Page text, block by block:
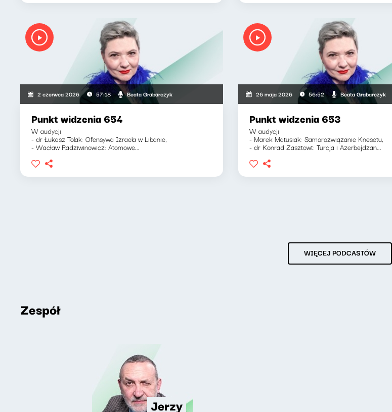
2 czerwca 2026 57:18 Beata Grabarczyk
Punkt widzenia 654
W audycji:
- dr Łukasz Tolak: Ofensywa Izraela w Libanie,
- Wacław Radziwinowicz: Atomowe...
26 maja 2026 56:52 Beata Grabarczyk
Punkt widzenia 653
W audycji:
- Marek Matusiak: Samorozwiązanie Knesetu,
- dr Konrad Zasztowt: Turcja i Azerbejdżan...
WIĘCEJ PODCASTÓW
Zespół
Jerzy